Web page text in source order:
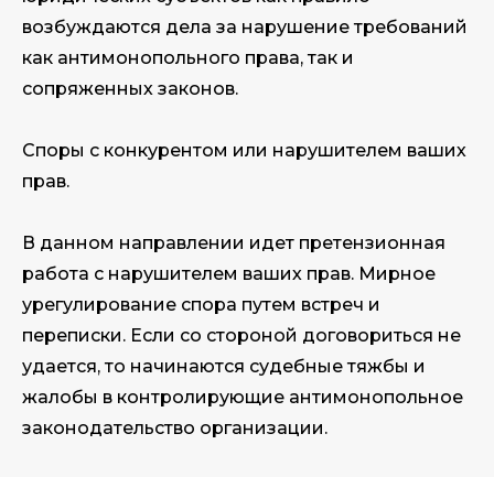
возбуждаются дела за нарушение требований
как антимонопольного права, так и
сопряженных законов.
Споры с конкурентом или нарушителем ваших
прав.
В данном направлении идет претензионная
работа с нарушителем ваших прав. Мирное
урегулирование спора путем встреч и
переписки. Если со стороной договориться не
удается, то начинаются судебные тяжбы и
жалобы в контролирующие антимонопольное
законодательство организации.